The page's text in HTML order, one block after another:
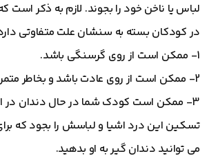
لباس یا ناخن خود را بجوند. لازم به ذکر است
در کودکان بسته به سنشان علت متفاوتی
1- ممکن است از روی گرسنگی باشد.
2- ممکن است از روی عادت باشد و بخاطر متمرکز شدن باشد.
3- ممکن است کودک شما در حال دندان در
تسکین این درد اشیا و لباسش را بجود که
می توانید دندان گیر به او بدهید.